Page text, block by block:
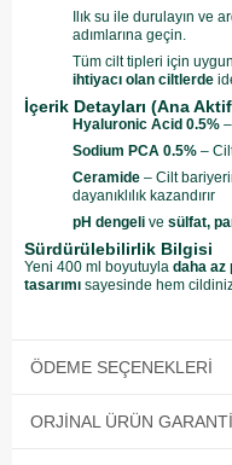
Ilık su ile durulayın ve
adımlarına geçin.
Tüm cilt tipleri için
ihtiyacı olan ciltlerde
İçerik Detayları (Ana
Hyaluronic Acid 0.5%
Sodium PCA 0.5% –
Ceramide – Cilt
dayanıklılık kazandırır
pH dengeli ve sülfat,
Sürdürülebilirlik Bilgisi
Yeni 400 ml boyutuyla daha az
tasarımı sayesinde hem
ÖDEME SEÇENEKLERI
ORJINAL ÜRÜN